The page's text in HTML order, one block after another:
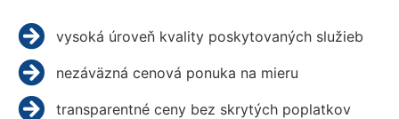
vysoká úroveň kvality poskytovaných služieb
nezáväzná cenová ponuka na mieru
transparentné ceny bez skrytých poplatkov